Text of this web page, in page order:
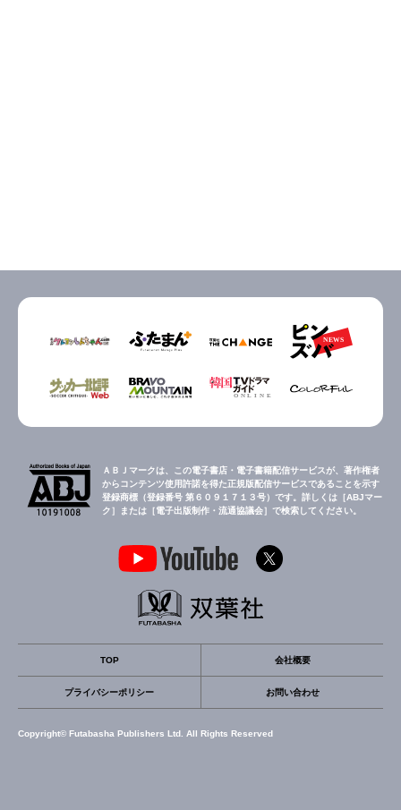
ＡＢＪマークは、この電子書店・電子書籍配信サービスが、著作権者
からコンテンツ使用許諾を得た正規版配信サービスであることを示す
登録商標（登録番号 第６０９１７１３号）です。詳しくは［ABJマー
ク］または［電子出版制作・流通協議会］で検索してください。
TOP 会社概要
プライバシーポリシー お問い合わせ
Copyright© Futabasha Publishers Ltd. All Rights Reserved